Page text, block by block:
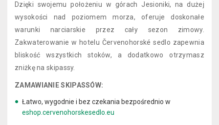
Dzięki swojemu położeniu w górach Jesioniki, na dużej
wysokości nad poziomem morza, oferuje doskonałe
warunki narciarskie przez cały sezon zimowy.
Zakwaterowanie w hotelu Červenohorské sedlo zapewnia
bliskość wszystkich stoków, a dodatkowo otrzymasz
zniżkę na skipassy.
ZAMAWIANIE SKIPASSÓW:
Łatwo, wygodnie i bez czekania bezpośrednio w
eshop.cervenohorskesedlo.eu